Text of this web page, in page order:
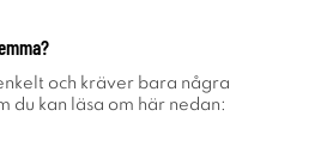
och kräver bara några
du kan läsa om här nedan: